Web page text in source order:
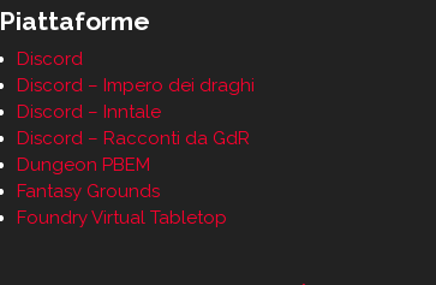
Piattaforme
Discord
Discord – Impero dei draghi
Discord – Inntale
Discord – Racconti da GdR
Dungeon PBEM
Fantasy Grounds
Foundry Virtual Tabletop